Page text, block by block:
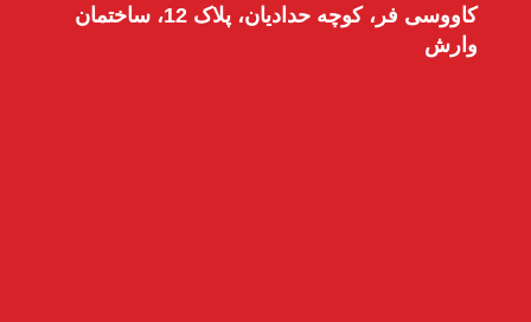
کاووسی فر، کوچه حدادیان، پلاک 12، ساختمان
وارش